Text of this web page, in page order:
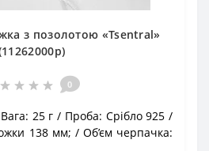
з позолотою «Tsentral»
0
Вага: 25 г Проба: Срібло 925
138 мм;
Об’єм черпачка: